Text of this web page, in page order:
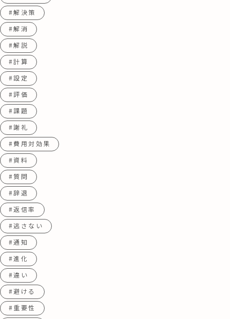
#解決策
#解消
#解説
#計算
#設定
#評価
#課題
#謝礼
#費用対効果
#資料
#質問
#辞退
#返信率
#逃さない
#通知
#進化
#違い
#避ける
#重要性